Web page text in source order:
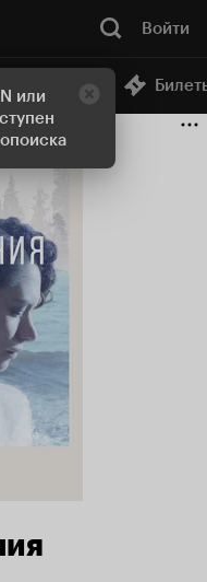
или
Войти
кинотеатр